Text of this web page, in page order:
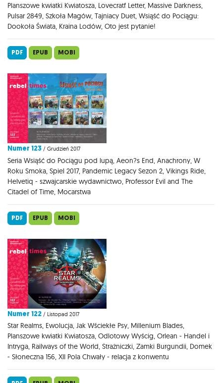
Planszowe kwiatki Kwiatosza, Lovecratf Letter, Massive Darkness,
Pulsar 2849, Szkoła Magów, Tajniacy Duet, Wsiąść do Pociągu:
Dookoła Świata, Kraina Lodów, Oto jest pytanie!
PDF EPUB MOBI
Numer 123 / Grudzień 2017
Seria Wsiąść do Pociągu pod lupą, Aeon?s End, Anachrony, W
Roku Smoka, Spiel 2017, Pandemic Legacy Sezon 2, Vikings Ride,
Helvetiq - szwajcarskie wydawnictwo, Professor Evil and The
Citadel of Time, Mocarstwa
PDF EPUB MOBI
Numer 122 / Listopad 2017
Star Realms, Ewolucja, Jak Wściekłe Psy, Millenium Blades,
Planszowe kwiatki Kwiatosza, Odlotowy Wyścig, Orlean - Handel i
Intryga, Railways of the World, Strażniczki, Zamki Burgundii, Domek
- Słoneczna 156, XII Pola Chwały - relacja z konwentu